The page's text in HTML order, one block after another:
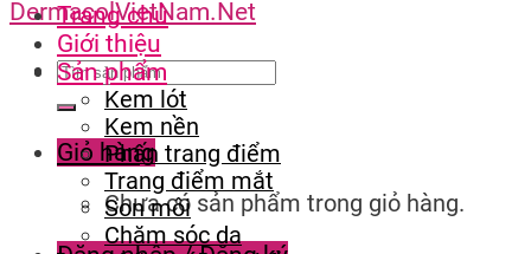
Giỏ hàng
Chưa có sản phẩm trong giỏ hàng.
Trang chủ
Giới thiệu
Sản phẩm
Kem lót
Kem nền
Phấn trang điểm
Trang điểm mắt
Son môi
Chăm sóc da